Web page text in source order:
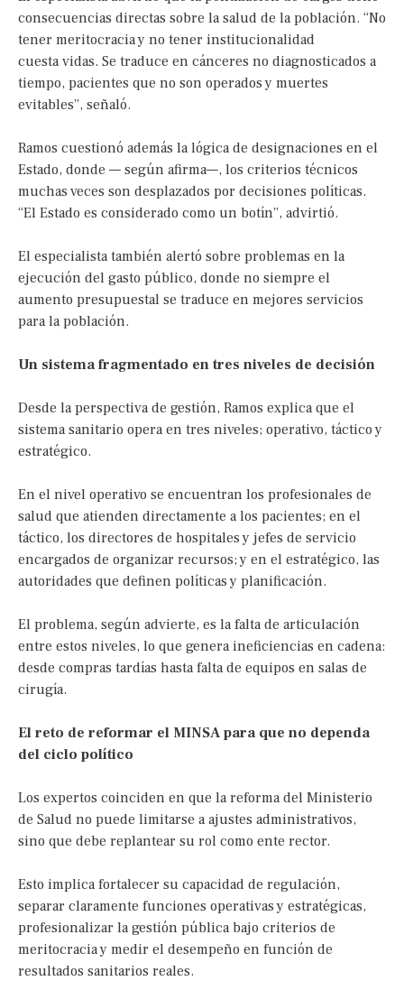
consecuencias directas sobre la salud de la población. “No
tener meritocracia y no tener institucionalidad
cuesta vidas. Se traduce en cánceres no diagnosticados a
tiempo, pacientes que no son operados y muertes
evitables”, señaló.
Ramos cuestionó además la lógica de designaciones en el
Estado, donde — según afirma—, los criterios técnicos
muchas veces son desplazados por decisiones políticas.
“El Estado es considerado como un botín”, advirtió.
El especialista también alertó sobre problemas en la
ejecución del gasto público, donde no siempre el
aumento presupuestal se traduce en mejores servicios
para la población.
Un sistema fragmentado en tres niveles de decisión
Desde la perspectiva de gestión, Ramos explica que el
sistema sanitario opera en tres niveles; operativo, táctico y
estratégico.
En el nivel operativo se encuentran los profesionales de
salud que atienden directamente a los pacientes; en el
táctico, los directores de hospitales y jefes de servicio
encargados de organizar recursos; y en el estratégico, las
autoridades que definen políticas y planificación.
El problema, según advierte, es la falta de articulación
entre estos niveles, lo que genera ineficiencias en cadena:
desde compras tardías hasta falta de equipos en salas de
cirugía.
El reto de reformar el MINSA para que no dependa
del ciclo político
Los expertos coinciden en que la reforma del Ministerio
de Salud no puede limitarse a ajustes administrativos,
sino que debe replantear su rol como ente rector.
Esto implica fortalecer su capacidad de regulación,
separar claramente funciones operativas y estratégicas,
profesionalizar la gestión pública bajo criterios de
meritocracia y medir el desempeño en función de
resultados sanitarios reales.